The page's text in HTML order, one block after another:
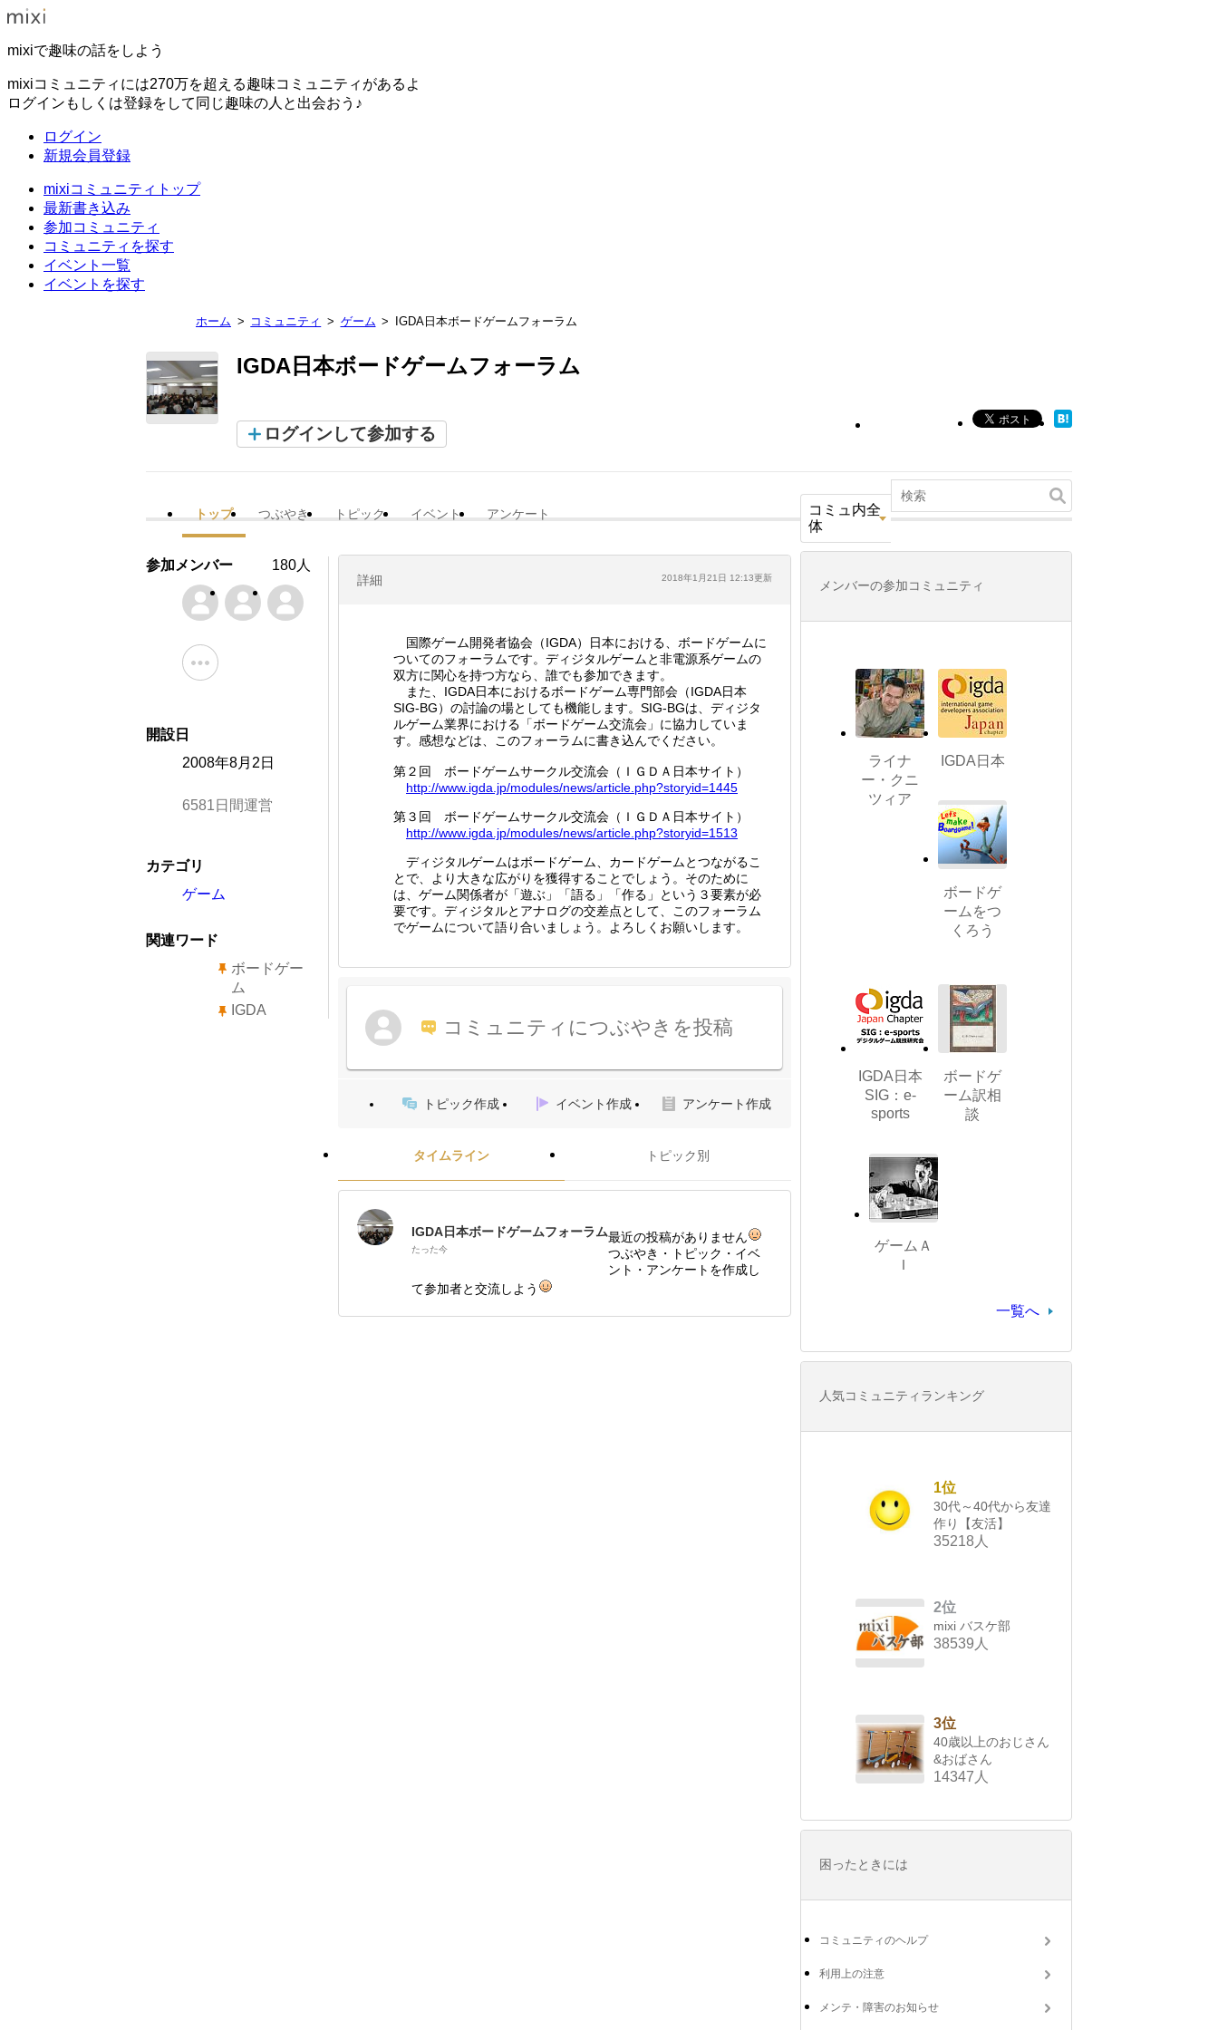
mixiで趣味の話をしよう
mixiコミュニティには270万を超える趣味コミュニティがあるよ
ログインもしくは登録をして同じ趣味の人と出会おう♪
ログイン
新規会員登録
mixiコミュニティトップ
最新書き込み
参加コミュニティ
コミュニティを探す
イベント一覧
イベントを探す
ホーム コミュニティ ゲーム IGDA日本ボードゲームフォーラム
IGDA日本ボードゲームフォーラム
ログインして参加する
トップ つぶやき トピック イベント アンケート
コミュ内全
体
詳細 2018年1月21日 12:13更新
国際ゲーム開発者協会（IGDA）日本における、ボードゲームに
ついてのフォーラムです。ディジタルゲームと非電源系ゲームの
双方に関心を持つ方なら、誰でも参加できます。
また、IGDA日本におけるボードゲーム専門部会（IGDA日本
SIG-BG）の討論の場としても機能します。SIG-BGは、ディジタ
ルゲーム業界における「ボードゲーム交流会」に協力していま
す。感想などは、このフォーラムに書き込んでください。
第２回 ボードゲームサークル交流会（ＩＧＤＡ日本サイト）
http://www.igda.jp/modules/news/article.php?storyid=1445
第３回 ボードゲームサークル交流会（ＩＧＤＡ日本サイト）
http://www.igda.jp/modules/news/article.php?storyid=1513
ディジタルゲームはボードゲーム、カードゲームとつながるこ
とで、より大きな広がりを獲得することでしょう。そのために
は、ゲーム関係者が「遊ぶ」「語る」「作る」という３要素が必
要です。ディジタルとアナログの交差点として、このフォーラム
でゲームについて語り合いましょう。よろしくお願いします。
コミュニティにつぶやきを投稿
トピック作成 イベント作成 アンケート作成
タイムライン トピック別
IGDA日本ボードゲームフォーラム
たった今
最近の投稿がありません
つぶやき・トピック・イベ
ント・アンケートを作成し
て参加者と交流しよう
参加メンバー 180人
開設日
2008年8月2日
6581日間運営
カテゴリ
ゲーム
関連ワード
ボードゲー
ム
IGDA
メンバーの参加コミュニティ
ライナ
ー・クニ
ツィア
IGDA日本
ボードゲ
ームをつ
くろう
IGDA日本
SIG：e-
sports
ボードゲ
ーム訳相
談
ゲームＡ
Ｉ
一覧へ
人気コミュニティランキング
1位
30代～40代から友達
作り【友活】
35218人
2位
mixi バスケ部
38539人
3位
40歳以上のおじさん
&おばさん
14347人
困ったときには
コミュニティのヘルプ
利用上の注意
メンテ・障害のお知らせ